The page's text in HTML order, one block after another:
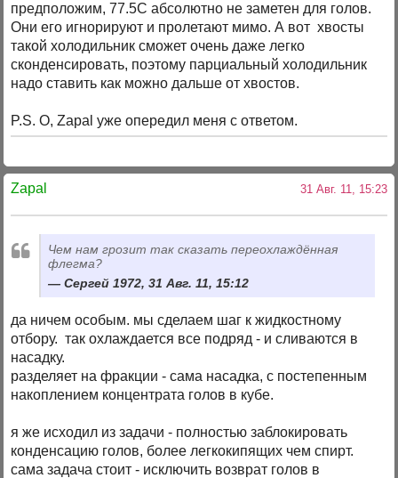
предположим, 77.5С абсолютно не заметен для голов.
Они его игнорируют и пролетают мимо. А вот хвосты
такой холодильник сможет очень даже легко
сконденсировать, поэтому парциальный холодильник
надо ставить как можно дальше от хвостов.
P.S. О, Zapal уже опередил меня с ответом.
Zapal 31 Авг. 11, 15:23
Чем нам грозит так сказать переохлаждённая
флегма?
Сергей 1972, 31 Авг. 11, 15:12
да ничем особым. мы сделаем шаг к жидкостному
отбору. так охлаждается все подряд - и сливаются в
насадку.
разделяет на фракции - сама насадка, с постепенным
накоплением концентрата голов в кубе.
я же исходил из задачи - полностью заблокировать
конденсацию голов, более легкокипящих чем спирт.
сама задача стоит - исключить возврат голов в